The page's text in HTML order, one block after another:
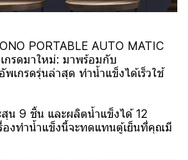
PORTABLE AUTO MATIC
กรดมาใหม่: มาพร้อมกับ
เกรดรุ่นล่าสุด ทำน้ำแข็งได้เร็วใช้
น 9 ชิ้น และผลิตน้ำแข็งได้ 12
องทำน้ำแข็งนี้จะทดแทนตู้เย็นที่คุณมี